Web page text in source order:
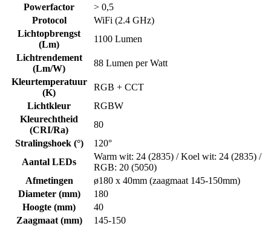
Powerfactor
> 0,5
Protocol
WiFi (2.4 GHz)
Lichtopbrengst
(Lm)
1100 Lumen
Lichtrendement
(Lm/W)
88 Lumen per Watt
Kleurtemperatuur
(K)
RGB + CCT
Lichtkleur
RGBW
Kleurechtheid
(CRI/Ra)
80
Stralingshoek (°)
120°
Aantal LEDs
Warm wit: 24 (2835) / Koel wit: 24 (2835) /
RGB: 20 (5050)
Afmetingen
ø180 x 40mm (zaagmaat 145-150mm)
Diameter (mm)
180
Hoogte (mm)
40
Zaagmaat (mm)
145-150